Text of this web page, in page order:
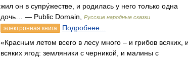
жил он в супру́жестве, и родилась у него только одна
дочь… — Public Domain,
Русские народные сказки
электронная книга Подробнее...
«Красным летом всего в лесу много – и грибов всяких, и
всяких ягод: земляники с черникой, и малины с